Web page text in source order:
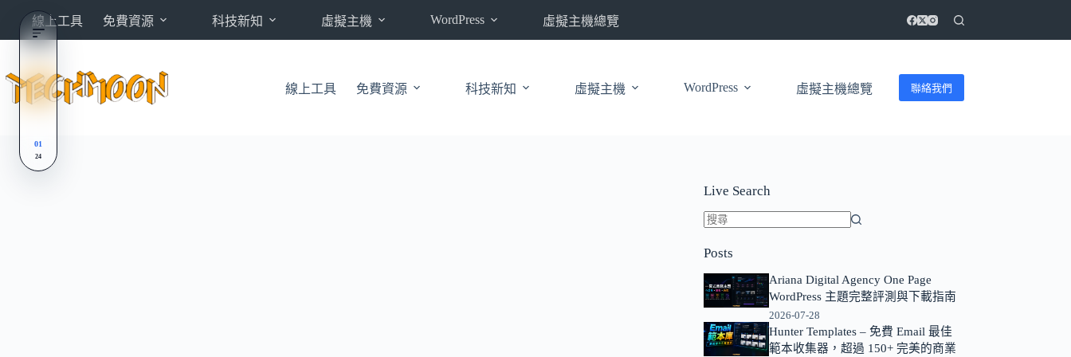
內
線上工具 免費資源 科技新知 虛擬主機 WordPress 虛擬主機總覽
線上工具 免費資源 科技新知 虛擬主機 WordPress 虛擬主機總覽 聯絡我們
Live Search
不
到
符
條
件
Posts
Ariana Digital Agency One Page
WordPress 主題完整評測與下載指南
2026-07-28
Hunter Templates – 免費 Email 最佳
範本收集器，超過 150+ 完美的商業
01
24